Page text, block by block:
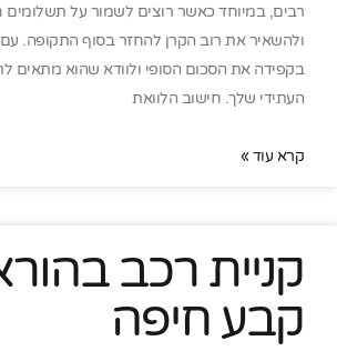
רבים, במיוחד כאשר רוצים לשמור על תשלומים
ולהשאיר את רוב הקרן להחזר בסוף התקופה.
בקפידה את הסכום הסופי ולוודא שהוא מתאים
העתידי שלך. חישוב הלוואת
קרא עוד »
קניית רכב
קבע חיפה